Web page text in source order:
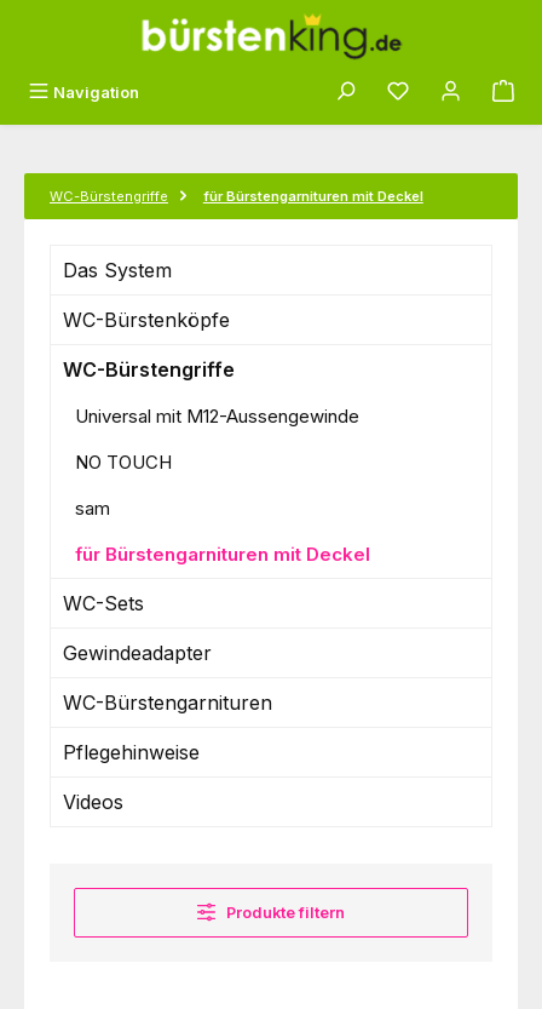
Zum Hauptinhalt springen
Navigation Du hast 0
WC-Bürstengriffe für Bürstengarnituren mit Deckel
Das System
WC-Bürstenköpfe
WC-Bürstengriffe
Universal mit M12-Aussengewinde
NO TOUCH
sam
für Bürstengarnituren mit Deckel
WC-Sets
Gewindeadapter
WC-Bürstengarnituren
Pflegehinweise
Videos
Produkte filtern